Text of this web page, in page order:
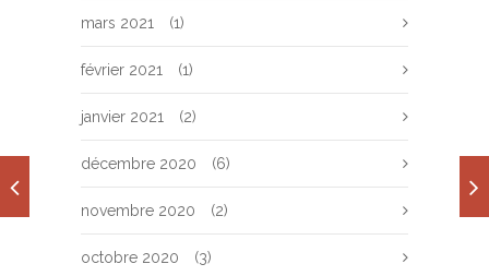
mars 2021 (1)
février 2021 (1)
janvier 2021 (2)
décembre 2020 (6)
novembre 2020 (2)
octobre 2020 (3)